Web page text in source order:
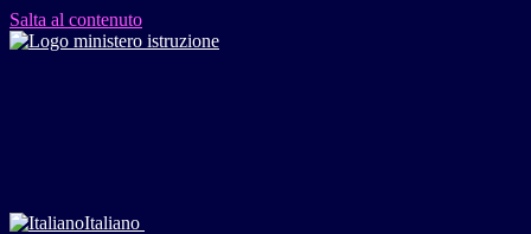
Salta al contenuto
Italiano